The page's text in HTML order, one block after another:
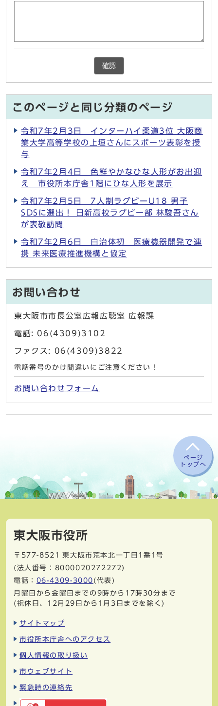
確認
このページと同じ分類のページ
令和7年2月3日 インターハイ柔道3位 大阪商
業大学高等学校の上垣さんにスポーツ表彰を授
与
令和7年2月4日 色鮮やかなひな人形がお出迎
え 市役所本庁舎1階にひな人形を展示
令和7年2月5日 7人制ラグビーU18 男子
SDSに選出！ 日新高校ラグビー部 林駿吾さん
が表敬訪問
令和7年2月6日 自治体初 医療機器開発で連
携 未来医療推進機構と協定
お問い合わせ
東大阪市市長公室広報広聴室 広報課
電話: 06(4309)3102
ファクス: 06(4309)3822
電話番号のかけ間違いにご注意ください！
お問い合わせフォーム
ページ
トップへ
東大阪市役所
〒577-8521
東大阪市荒本北一丁目1番1号
(法人番号：8000020272272)
電話： 06-4309-3000 (代表)
月曜日から金曜日までの9時から17時30分まで
(祝休日、12月29日から1月3日までを除く)
サイトマップ
市役所本庁舎へのアクセス
個人情報の取り扱い
市ウェブサイト
緊急時の連絡先